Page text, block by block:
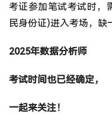
考证参加笔试考试时，
民身份证)进入考场，缺
2025年数据分析师
考试时间也已经确定，
一起来关注！